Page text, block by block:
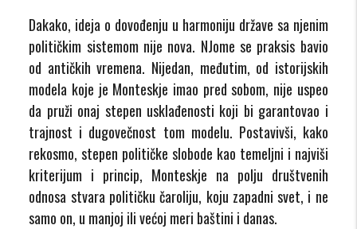
Dakako, ideja o dovođenju u harmoniju države sa njenim
političkim sistemom nije nova. NJome se praksis bavio
od antičkih vremena. Nijedan, međutim, od istorijskih
modela koje je Monteskje imao pred sobom, nije uspeo
da pruži onaj stepen usklađenosti koji bi garantovao i
trajnost i dugovečnost tom modelu. Postavivši, kako
rekosmo, stepen političke slobode kao temeljni i najviši
kriterijum i princip, Monteskje na polju društvenih
odnosa stvara političku čaroliju, koju zapadni svet, i ne
samo on, u manjoj ili većoj meri baštini i danas.